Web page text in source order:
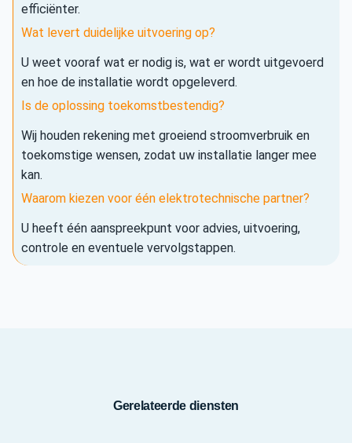
efficiënter.
Wat levert duidelijke uitvoering op?
U weet vooraf wat er nodig is, wat er wordt uitgevoerd
en hoe de installatie wordt opgeleverd.
Is de oplossing toekomstbestendig?
Wij houden rekening met groeiend stroomverbruik en
toekomstige wensen, zodat uw installatie langer mee
kan.
Waarom kiezen voor één elektrotechnische partner?
U heeft één aanspreekpunt voor advies, uitvoering,
controle en eventuele vervolgstappen.
Gerelateerde diensten